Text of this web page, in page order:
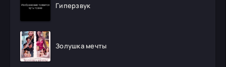
Гиперзвук
Золушка мечты